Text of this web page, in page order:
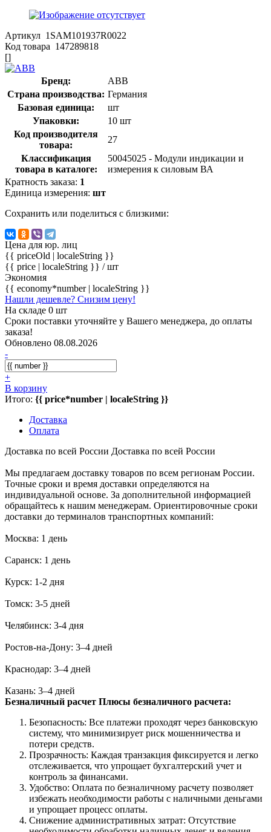
Артикул 1SAM101937R0022
Код товара 147289818
[]
Бренд:
ABB
Страна производства: Германия
Базовая единица:
шт
Упаковки:
10 шт
Код производителя
товара:
27
Классификация
товара в каталоге:
50045025 - Модули индикации и
измерения к силовым ВА
Кратность заказа: 1
Единица измерения: шт
Сохранить или поделиться с близкими:
Цена для юр. лиц
{{ priceOld | localeString }}
{{ price | localeString }} / шт
Экономия
{{ economy*number | localeString }}
Нашли дешевле? Снизим цену!
На складе 0 шт
Сроки поставки уточняйте у Вашего менеджера, до оплаты
заказа!
Обновлено 08.08.2026
-
+
В корзину
Итого: {{ price*number | localeString }}
Доставка
Оплата
Доставка по всей России Доставка по всей России
Мы предлагаем доставку товаров по всем регионам России.
Точные сроки и время доставки определяются на
индивидуальной основе. За дополнительной информацией
обращайтесь к нашим менеджерам. Ориентировочные сроки
доставки до терминалов транспортных компаний:
Москва: 1 день
Саранск: 1 день
Курск: 1-2 дня
Томск: 3-5 дней
Челябинск: 3-4 дня
Ростов-на-Дону: 3–4 дней
Краснодар: 3–4 дней
Казань: 3–4 дней
Безналичный расчет Плюсы безналичного расчета:
Безопасность: Все платежи проходят через банковскую
систему, что минимизирует риск мошенничества и
потери средств.
Прозрачность: Каждая транзакция фиксируется и легко
отслеживается, что упрощает бухгалтерский учет и
контроль за финансами.
Удобство: Оплата по безналичному расчету позволяет
избежать необходимости работы с наличными деньгами
и упрощает процесс оплаты.
Снижение административных затрат: Отсутствие